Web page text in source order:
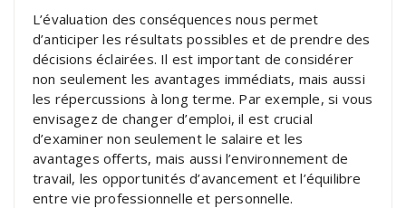
L’évaluation des conséquences nous permet
d’anticiper les résultats possibles et de prendre des
décisions éclairées. Il est important de considérer
non seulement les avantages immédiats, mais aussi
les répercussions à long terme. Par exemple, si vous
envisagez de changer d’emploi, il est crucial
d’examiner non seulement le salaire et les
avantages offerts, mais aussi l’environnement de
travail, les opportunités d’avancement et l’équilibre
entre vie professionnelle et personnelle.